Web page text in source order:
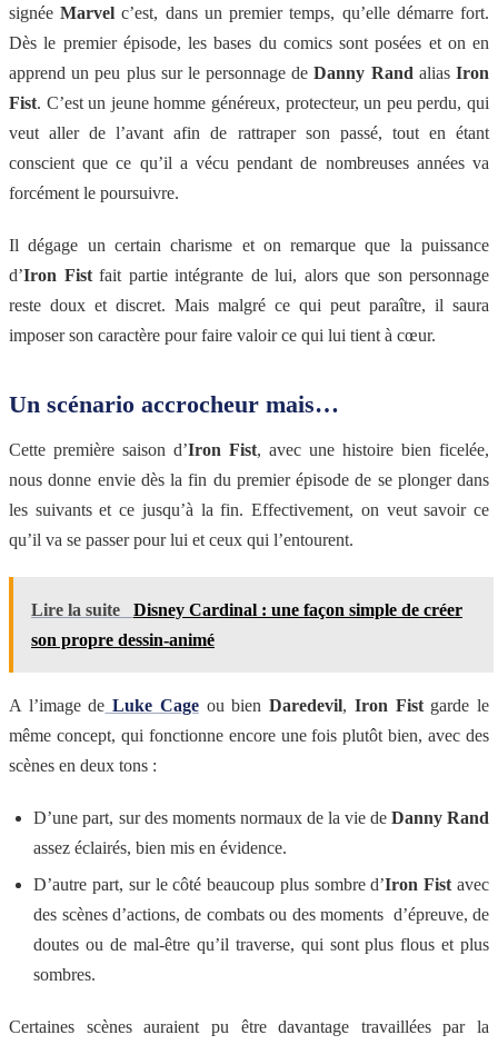
signéeMarvel c’est, dans un premier temps, qu’elle démarre fort.
Dès le premier épisode, les bases du comics sont posées et on en
apprend un peu plus sur le personnage deDanny Rand aliasIron
Fist. C’est un jeune homme généreux, protecteur, un peu perdu, qui
veut aller de l’avant afin de rattraper son passé, tout en étant
conscient que ce qu’il a vécu pendant de nombreuses années va
forcément le poursuivre.
Il dégage un certain charisme et on remarque que la puissance
d’Iron Fistfait partie intégrante de lui, alors que son personnage
reste doux et discret. Mais malgré ce qui peut paraître, il saura
imposer son caractère pour faire valoir ce qui lui tient à cœur.
Un scénario accrocheur mais…
Cette première saison d’Iron Fist, avec une histoire bien ficelée,
nous donne envie dès la fin du premier épisode de se plonger dans
les suivants et ce jusqu’à la fin. Effectivement, on veut savoir ce
qu’il va se passer pour lui et ceux qui l’entourent.
Lire la suite
Disney Cardinal : une façon simple de créer
son propre dessin-animé
A l’image de Luke Cageou bien Daredevil, Iron Fistgarde le
même concept, qui fonctionne encore une fois plutôt bien, avec des
scènes en deux tons :
D’une part, sur des moments normaux de la vie de Danny Rand
assez éclairés, bien mis en évidence.
D’autre part, sur le côté beaucoup plus sombre d’Iron Fist avec
des scènes d’actions, de combats ou des moments d’épreuve, de
doutes ou de mal-être qu’il traverse, qui sont plus flous et plus
sombres.
Certaines scènes auraient pu être davantage travaillées par la